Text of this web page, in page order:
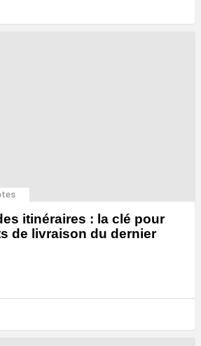
itinéraires : la clé pour
de livraison du dernier